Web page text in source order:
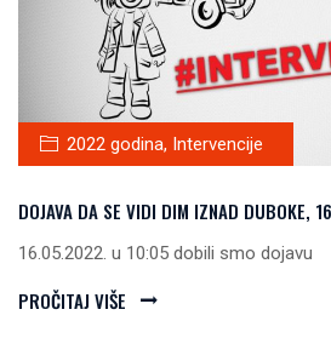
2022 godina, Intervencije
DOJAVA DA SE VIDI DIM IZNAD DUBOKE,
16.05.2022. u 10:05 dobili smo dojavu
PROČITAJ VIŠE